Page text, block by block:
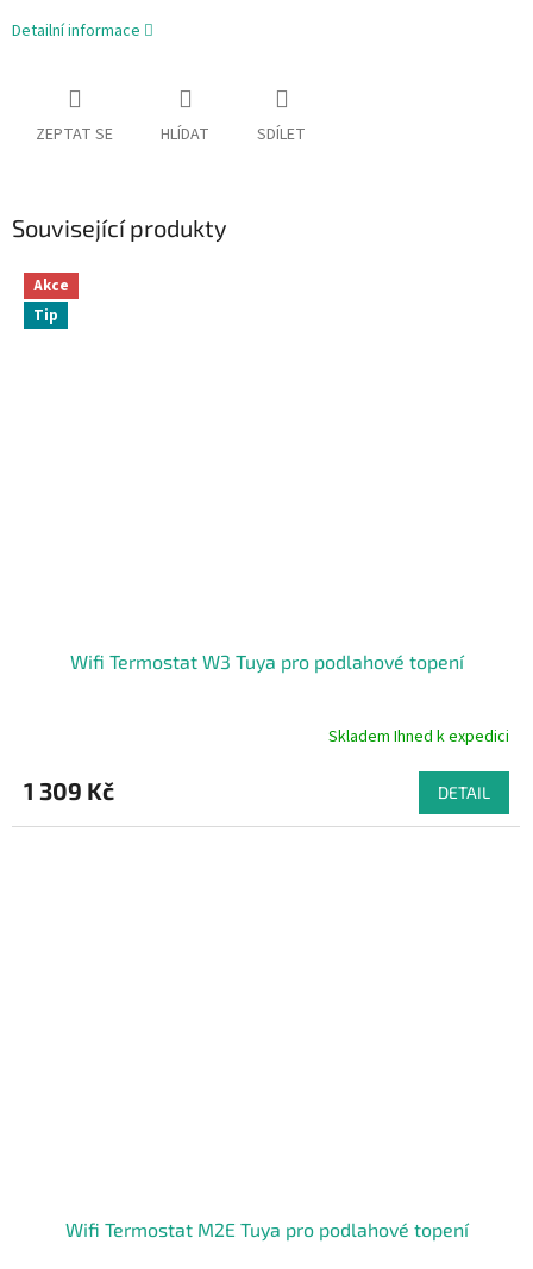
Detailní informace
ZEPTAT SE HLÍDAT SDÍLET
Související produkty
Akce
Tip
Wifi Termostat W3 Tuya pro podlahové topení
produktu
je
4,5
Skladem Ihned k expedici
1 309 Kč DETAIL
Wifi Termostat M2E Tuya pro podlahové topení